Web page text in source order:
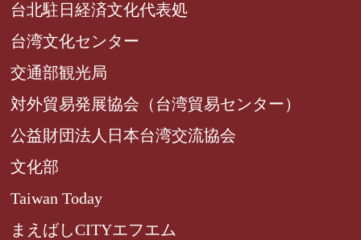
台北駐日経済文化代表処
台湾文化センター
交通部観光局
対外貿易発展協会（台湾貿易センター）
公益財団法人日本台湾交流協会
文化部
Taiwan Today
まえばしCITYエフエム